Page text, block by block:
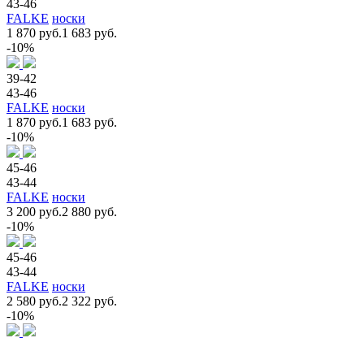
43-46
FALKE носки
1 870 руб.1 683 руб.
-10%
39-42
43-46
FALKE носки
1 870 руб.1 683 руб.
-10%
45-46
43-44
FALKE носки
3 200 руб.2 880 руб.
-10%
45-46
43-44
FALKE носки
2 580 руб.2 322 руб.
-10%